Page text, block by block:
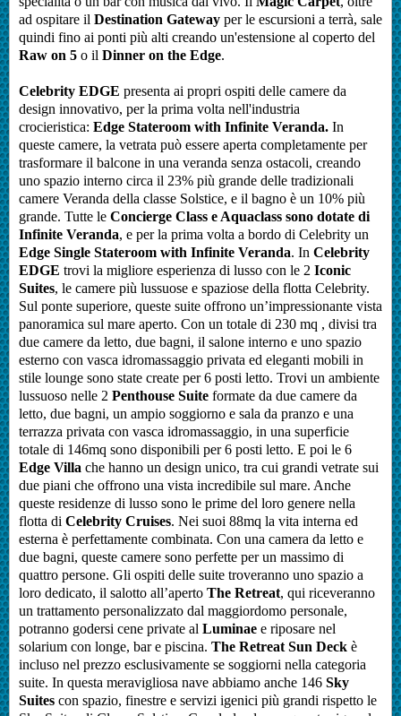
ad ospitare il Destination Gateway per le escursioni a terrà, sale
quindi fino ai ponti più alti creando un'estensione al coperto del
Raw on 5 o il Dinner on the Edge.
Celebrity EDGE presenta ai propri ospiti delle camere da
design innovativo, per la prima volta nell'industria
crocieristica: Edge Stateroom with Infinite Veranda. In
queste camere, la vetrata può essere aperta completamente per
trasformare il balcone in una veranda senza ostacoli, creando
uno spazio interno circa il 23% più grande delle tradizionali
camere Veranda della classe Solstice, e il bagno è un 10% più
grande. Tutte le Concierge Class e Aquaclass sono dotate di
Infinite Veranda, e per la prima volta a bordo di Celebrity un
Edge Single Stateroom with Infinite Veranda. In Celebrity
EDGE trovi la migliore esperienza di lusso con le 2 Iconic
Suites, le camere più lussuose e spaziose della flotta Celebrity.
Sul ponte superiore, queste suite offrono un’impressionante vista
panoramica sul mare aperto. Con un totale di 230 mq , divisi tra
due camere da letto, due bagni, il salone interno e uno spazio
esterno con vasca idromassaggio privata ed eleganti mobili in
stile lounge sono state create per 6 posti letto. Trovi un ambiente
lussuoso nelle 2 Penthouse Suite formate da due camere da
letto, due bagni, un ampio soggiorno e sala da pranzo e una
terrazza privata con vasca idromassaggio, in una superficie
totale di 146mq sono disponibili per 6 posti letto. E poi le 6
Edge Villa che hanno un design unico, tra cui grandi vetrate sui
due piani che offrono una vista incredibile sul mare. Anche
queste residenze di lusso sono le prime del loro genere nella
flotta di Celebrity Cruises. Nei suoi 88mq la vita interna ed
esterna è perfettamente combinata. Con una camera da letto e
due bagni, queste camere sono perfette per un massimo di
quattro persone. Gli ospiti delle suite troveranno uno spazio a
loro dedicato, il salotto all’aperto The Retreat, qui riceveranno
un trattamento personalizzato dal maggiordomo personale,
potranno godersi cene private al Luminae e riposare nel
solarium con longe, bar e piscina. The Retreat Sun Deck è
incluso nel prezzo esclusivamente se soggiorni nella categoria
suite. In questa meravigliosa nave abbiamo anche 146 Sky
Suites con spazio, finestre e servizi igenici più grandi rispetto le